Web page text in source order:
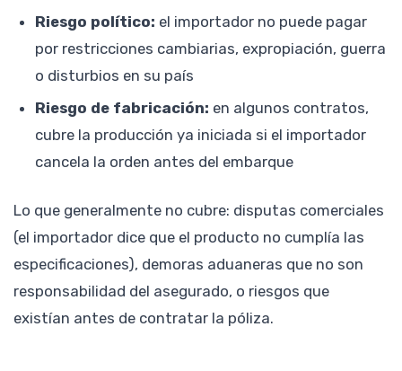
Riesgo político: el importador no puede pagar
por restricciones cambiarias, expropiación, guerra
o disturbios en su país
Riesgo de fabricación: en algunos contratos,
cubre la producción ya iniciada si el importador
cancela la orden antes del embarque
Lo que generalmente no cubre: disputas comerciales
(el importador dice que el producto no cumplía las
especificaciones), demoras aduaneras que no son
responsabilidad del asegurado, o riesgos que
existían antes de contratar la póliza.